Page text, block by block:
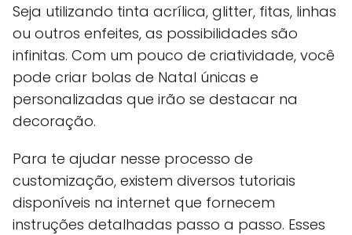
Seja utilizando tinta acrílica, glitter, fitas, linhas
ou outros enfeites, as possibilidades são
infinitas. Com um pouco de criatividade, você
pode criar bolas de Natal únicas e
personalizadas que irão se destacar na
decoração.
Para te ajudar nesse processo de
customização, existem diversos tutoriais
disponíveis na internet que fornecem
instruções detalhadas passo a passo. Esses